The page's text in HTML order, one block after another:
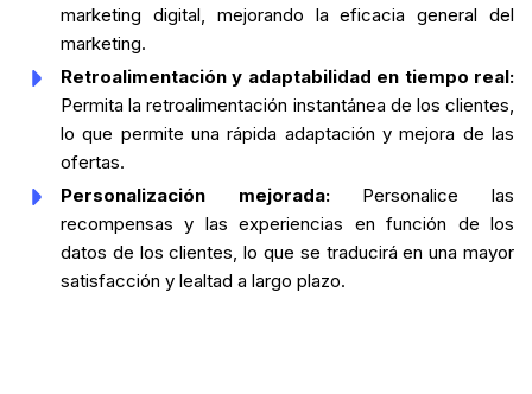
marketing digital, mejorando la eficacia general del
marketing.
Retroalimentación y adaptabilidad en tiempo real:
Permita la retroalimentación instantánea de los clientes,
lo que permite una rápida adaptación y mejora de las
ofertas.
Personalización mejorada:Personalice las
recompensas y las experiencias en función de los
datos de los clientes, lo que se traducirá en una mayor
satisfacción y lealtad a largo plazo.